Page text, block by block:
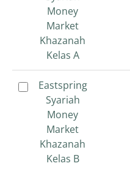
Money
Market
Khazanah
Kelas A
Eastspring
Syariah
Money
Market
Khazanah
Kelas B
Money
Market
Khazanah
Kelas A
Eastspring
Syariah
Money
Market
Khazanah
Kelas B